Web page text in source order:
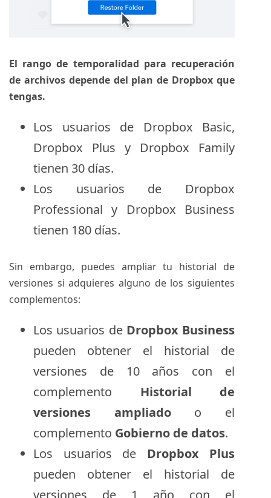
El rango de temporalidad para recuperación
de archivos depende del plan de Dropbox que
tengas.
Los usuarios de Dropbox Basic,
Dropbox Plus y Dropbox Family
tienen 30 días.
Los usuarios de Dropbox
Professional y Dropbox Business
tienen 180 días.
Sin embargo, puedes ampliar tu historial de
versiones si adquieres alguno de los siguientes
complementos:
Los usuarios de Dropbox Business
pueden obtener el historial de
versiones de 10 años con el
complemento Historial de
versiones ampliadoo el
complemento Gobierno de datos.
Los usuarios de Dropbox Plus
pueden obtener el historial de
versiones de 1 año con el